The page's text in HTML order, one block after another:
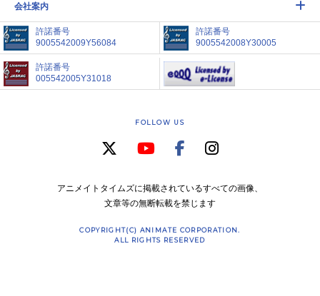
会社案内
許諾番号
9005542009Y56084
許諾番号
9005542008Y30005
許諾番号
005542005Y31018
FOLLOW US
アニメイトタイムズに掲載されているすべての画像、
文章等の無断転載を禁じます
COPYRIGHT(C) ANIMATE CORPORATION.
ALL RIGHTS RESERVED